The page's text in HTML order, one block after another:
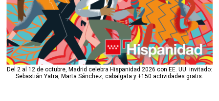
Del 2 al 12 de octubre, Madrid celebra Hispanidad 2026 con EE. UU. invitado:
Sebastián Yatra, Marta Sánchez, cabalgata y +150 actividades gratis.